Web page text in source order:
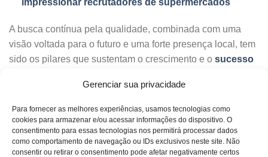
Gerenciar sua privacidade
Para fornecer as melhores experiências, usamos tecnologias como
cookies para armazenar e/ou acessar informações do dispositivo. O
consentimento para essas tecnologias nos permitirá processar dados
como comportamento de navegação ou IDs exclusivos neste site. Não
consentir ou retirar o consentimento pode afetar negativamente certos
A busca contínua pela qualidade, combinada com uma
visão voltada para o futuro e uma forte presença local, tem
sido os pilares que sustentam o crescimento e o sucesso
disso, a Mercadona vê seus clientes como sendo o farol do
seu negócio, onde a visão da empresa é conseguir uma
cadeia sustentável que as pessoas queiram que exista e
sintam orgulho nela. Já imaginou fazer parte de um time
assim? Principalmente se você já for um cliente